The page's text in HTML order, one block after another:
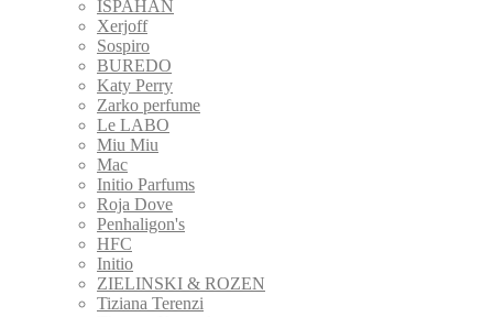
ISPAHAN
Xerjoff
Sospiro
BUREDO
Katy Perry
Zarko perfume
Le LABO
Miu Miu
Mac
Initio Parfums
Roja Dove
Penhaligon's
HFC
Initio
ZIELINSKI & ROZEN
Tiziana Terenzi